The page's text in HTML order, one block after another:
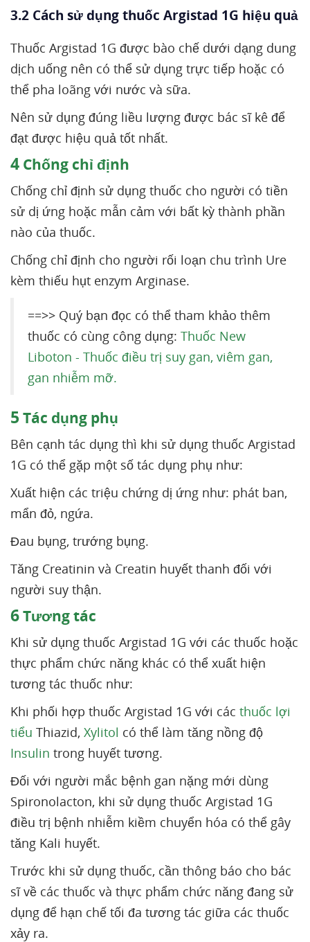
3.2 Cách sử dụng thuốc Argistad 1G hiệu quả
Thuốc Argistad 1G được bào chế dưới dạng dung
dịch uống nên có thể sử dụng trực tiếp hoặc có
thể pha loãng với nước và sữa.
Nên sử dụng đúng liều lượng được bác sĩ kê để
đạt được hiệu quả tốt nhất.
4 Chống chỉ định
Chống chỉ định sử dụng thuốc cho người có tiền
sử dị ứng hoặc mẫn cảm với bất kỳ thành phần
nào của thuốc.
Chống chỉ định cho người rối loạn chu trình Ure
kèm thiếu hụt enzym Arginase.
==>> Quý bạn đọc có thể tham khảo thêm
thuốc có cùng công dụng: Thuốc New
Liboton - Thuốc điều trị suy gan, viêm gan,
gan nhiễm mỡ.
5 Tác dụng phụ
Bên cạnh tác dụng thì khi sử dụng thuốc Argistad
1G có thể gặp một số tác dụng phụ như:
Xuất hiện các triệu chứng dị ứng như: phát ban,
mẩn đỏ, ngứa.
Đau bụng, trướng bụng.
Tăng Creatinin và Creatin huyết thanh đối với
người suy thận.
6Tương tác
Khi sử dụng thuốc Argistad 1G với các thuốc hoặc
thực phẩm chức năng khác có thể xuất hiện
tương tác thuốc như:
Khi phối hợp thuốc Argistad 1G với các thuốc lợi
tiểu Thiazid, Xylitol có thể làm tăng nồng độ
Insulin trong huyết tương.
Đối với người mắc bệnh gan nặng mới dùng
Spironolacton, khi sử dụng thuốc Argistad 1G
điều trị bệnh nhiễm kiềm chuyển hóa có thể gây
tăng Kali huyết.
Trước khi sử dụng thuốc, cần thông báo cho bác
sĩ về các thuốc và thực phẩm chức năng đang sử
dụng để hạn chế tối đa tương tác giữa các thuốc
xảy ra.